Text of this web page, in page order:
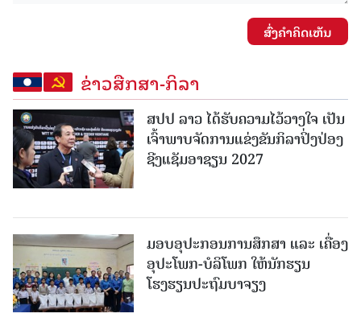
ສົ່ງຄໍາຄິດເຫັນ
ຂ່າວສືກສາ-ກິລາ
ສປປ ລາວ ໄດ້ຮັບຄວາມໄວ້ວາງໃຈ ເປັນ
ເຈົ້າພາບຈັດການແຂ່ງຂັນກິລາປິ່ງປ່ອງ
ຊີງແຊັມອາຊຽນ 2027
ມອບອຸປະກອນການສຶກສາ ແລະ ເຄື່ອງ
ອຸປະໂພກ-ບໍລິໂພກ ໃຫ້ນັກຮຽນ
ໂຮງຮຽນປະຖົມບາຈຽງ